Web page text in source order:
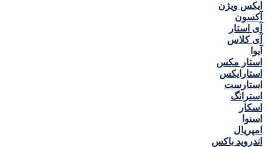
ایکس ویژن
آکسون
آی استار
آی کلاس
آیوا
استار مکس
استارایکس
استارست
استرانگ
اسکار
اسنوا
امپریال
اندروید باکس